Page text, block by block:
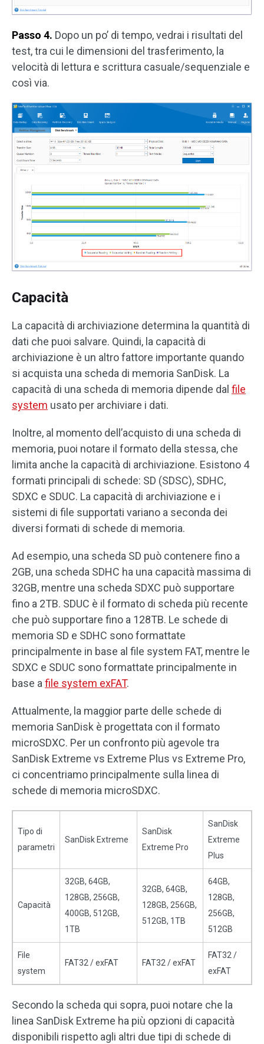
Passo 4. Dopo un po’ di tempo, vedrai i risultati del
test, tra cui le dimensioni del trasferimento, la
velocità di lettura e scrittura casuale/sequenziale e
così via.
Capacità
La capacità di archiviazione determina la quantità di
dati che puoi salvare. Quindi, la capacità di
archiviazione è un altro fattore importante quando
si acquista una scheda di memoria SanDisk. La
capacità di una scheda di memoria dipende dal file
system usato per archiviare i dati.
Inoltre, al momento dell’acquisto di una scheda di
memoria, puoi notare il formato della stessa, che
limita anche la capacità di archiviazione. Esistono 4
formati principali di schede: SD (SDSC), SDHC,
SDXC e SDUC. La capacità di archiviazione e i
sistemi di file supportati variano a seconda dei
diversi formati di schede di memoria.
Ad esempio, una scheda SD può contenere fino a
2GB, una scheda SDHC ha una capacità massima di
32GB, mentre una scheda SDXC può supportare
fino a 2TB. SDUC è il formato di scheda più recente
che può supportare fino a 128TB. Le schede di
memoria SD e SDHC sono formattate
principalmente in base al file system FAT, mentre le
SDXC e SDUC sono formattate principalmente in
base a file system exFAT.
Attualmente, la maggior parte delle schede di
memoria SanDisk è progettata con il formato
microSDXC. Per un confronto più agevole tra
SanDisk Extreme vs Extreme Plus vs Extreme Pro,
ci concentriamo principalmente sulla linea di
schede di memoria microSDXC.
Tipo di
parametri
SanDisk Extreme
SanDisk
Extreme Pro
SanDisk
Extreme
Plus
Capacità
32GB, 64GB,
128GB, 256GB,
400GB, 512GB,
1TB
32GB, 64GB,
128GB, 256GB,
512GB, 1TB
64GB,
128GB,
256GB,
512GB
File
system
FAT32 / exFAT FAT32 / exFAT
FAT32 /
exFAT
Secondo la scheda qui sopra, puoi notare che la
linea SanDisk Extreme ha più opzioni di capacità
disponibili rispetto agli altri due tipi di schede di